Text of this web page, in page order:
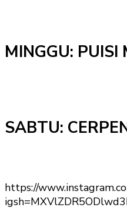
MINGGU: PUISI
SABTU:
https://